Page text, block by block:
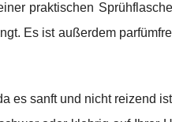
praktischen
Es ist außerdem
es sanft und nicht reizend